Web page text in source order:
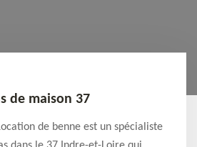
de maison 37
de benne est un spécialiste